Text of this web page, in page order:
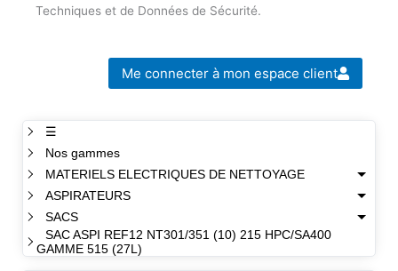
Techniques et de Données de Sécurité.
Me connecter à mon espace client
☰
Nos gammes
MATERIELS ELECTRIQUES DE NETTOYAGE
ASPIRATEURS
SACS
SAC ASPI REF12 NT301/351 (10) 215 HPC/SA400
GAMME 515 (27L)